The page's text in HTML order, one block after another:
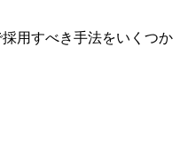
用すべき手法をいくつか